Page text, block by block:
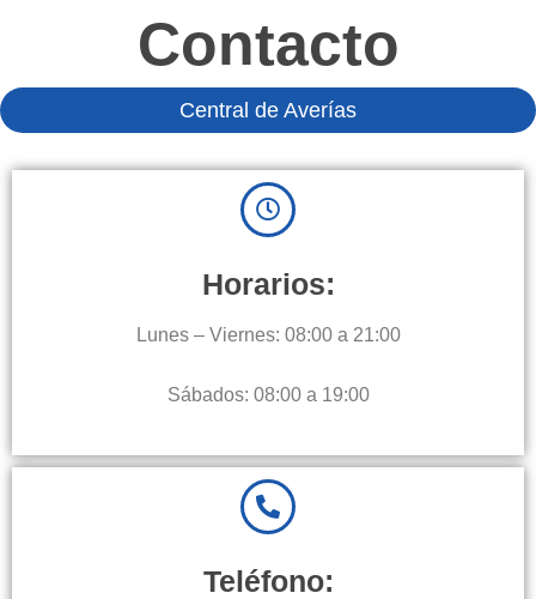
Contacto
Central de Averías
Horarios:
Lunes – Viernes: 08:00 a 21:00
Sábados: 08:00 a 19:00
Teléfono: